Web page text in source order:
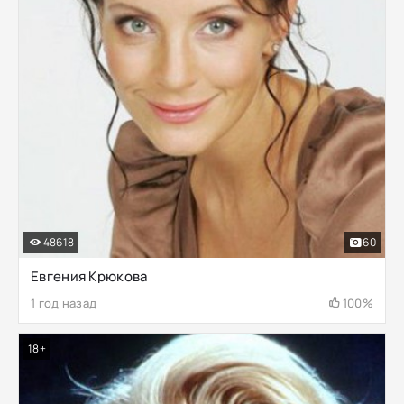
Евгения Крюкова
1 год назад 100%
48618 60
18+